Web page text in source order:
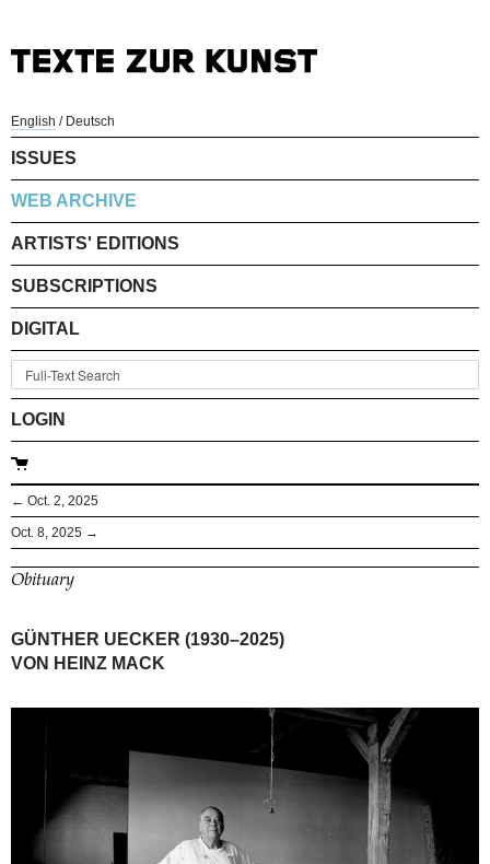
English / Deutsch
ISSUES
WEB ARCHIVE
ARTISTS' EDITIONS
SUBSCRIPTIONS
DIGITAL
LOGIN
← Oct. 2, 2025
Oct. 8, 2025 →
Obituary
GÜNTHER UECKER (1930–2025)
VON HEINZ MACK